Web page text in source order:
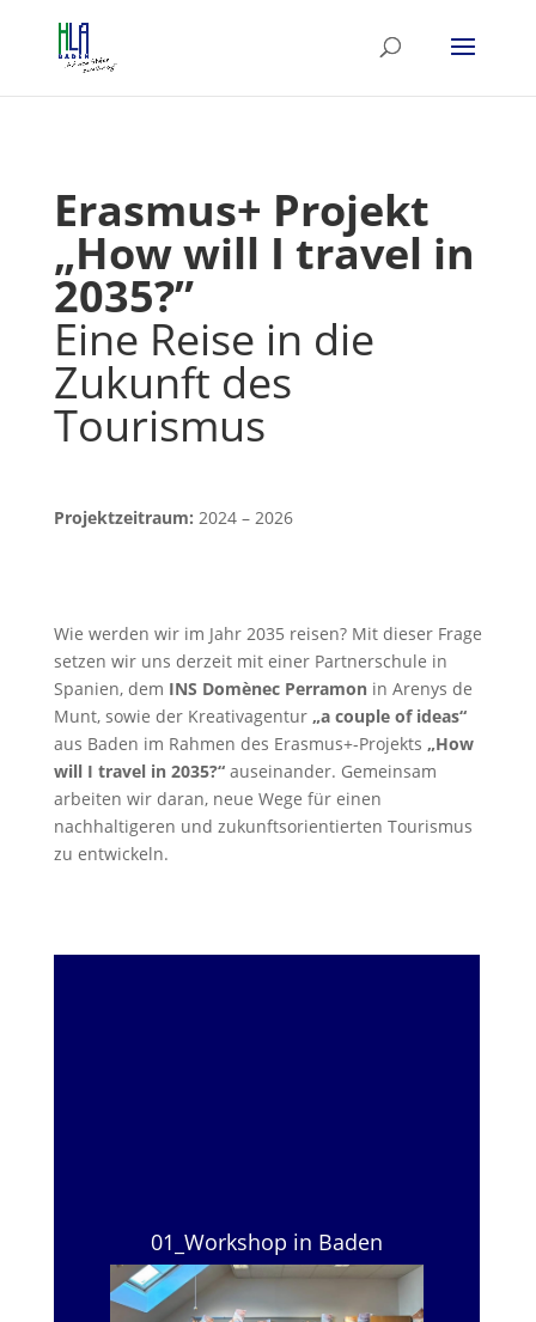
Erasmus+ Projekt
„How will I travel in
2035?”
Eine Reise in die
Zukunft des
Tourismus
Projektzeitraum: 2024 – 2026
Wie werden wir im Jahr 2035 reisen? Mit dieser Frage
setzen wir uns derzeit mit einer Partnerschule in
Spanien, dem INS Domènec Perramonin Arenys de
Munt, sowie der Kreativagentur „a couple of ideas“
aus Baden im Rahmen des Erasmus+-Projekts „How
will I travel in 2035?“auseinander. Gemeinsam
arbeiten wir daran, neue Wege für einen
nachhaltigeren und zukunftsorientierten Tourismus
zu entwickeln.
01_Workshop in Baden